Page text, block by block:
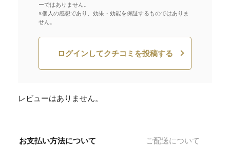
ーではありません。
※個人の感想であり、効果・効能を保証するものではありま
せん。
ログインしてクチコミを投稿する
レビューはありません。
お支払い方法について ご配送について